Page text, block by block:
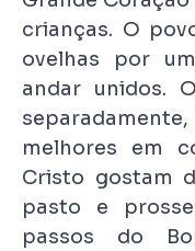
crianças. O
ovelhas por
andar unidos.
melhores em
Cristo gostam
pasto e
passos do